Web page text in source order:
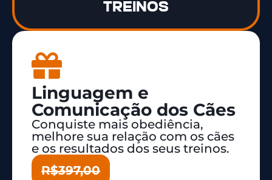
TREINOS
Linguagem e
Comunicação dos Cães
Conquiste mais obediência,
melhore sua relação com os cães
e os resultados dos seus treinos.
R$397,00